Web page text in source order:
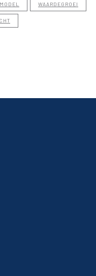
WAARDEGROEI